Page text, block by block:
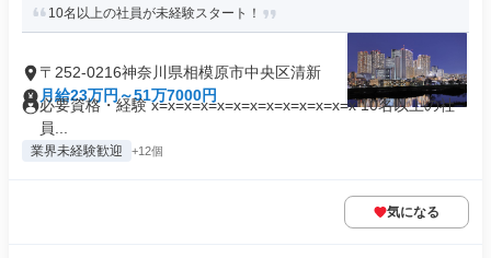
10名以上の社員が未経験スタート！
〒252-0216神奈川県相模原市中央区清新
月給23万円～51万7000円
必要資格・経験 x=x=x=x=x=x=x=x=x=x=x=x=x 10名以上の社
員...
業界未経験歓迎 +12個
気になる